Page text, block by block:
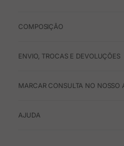
COMPOSIÇÃO
ENVIO, TROCAS E DEVOLUÇÕES
MARCAR CONSULTA NO NOSSO
AJUDA